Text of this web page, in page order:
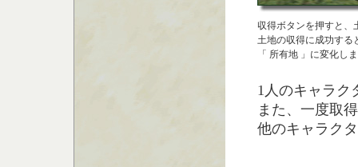
収得ボタンを押すと、
土地の収得に成功する
「 所有地 」に変化し
1人のキャラク
また、一度取
他のキャラク